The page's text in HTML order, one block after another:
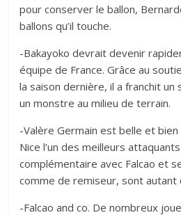
pour conserver le ballon,
ballons qu’il touche.
-Bakayoko devrait devenir
équipe de France. Grâce au
la saison dernière, il a franchit un
un monstre au milieu de terrain.
-Valère Germain est belle et
Nice l’un des meilleurs
complémentaire avec Falcao et
comme de remiseur, sont
-Falcao and co. De nombreux